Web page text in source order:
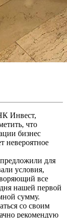
Инвест,
что
бизнес
невероятное
для
условия,
все
нашей первой
сумму.
со своим
рекомендую